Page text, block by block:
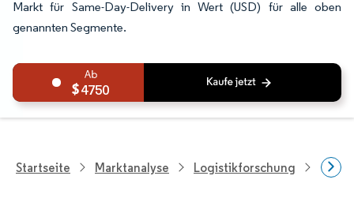
Markt für Same-Day-Delivery in Wert (USD) für alle oben
genannten Segmente.
4750
Startseite Marktanalyse Logistikforschung